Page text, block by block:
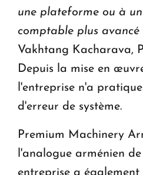
une plateforme ou à un
comptable plus avancé
Vakhtang Kacharava,
Depuis la mise en
l'entreprise n'a
d'erreur de système.
Premium Machinery
l'analogue arménien
entreprise a